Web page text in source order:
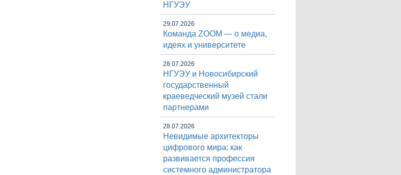
НГУЭУ
29.07.2026
Команда ZOOM — о медиа,
идеях и университете
28.07.2026
НГУЭУ и Новосибирский
государственный
краеведческий музей стали
партнерами
28.07.2026
Невидимые архитекторы
цифрового мира: как
развивается профессия
системного администратора